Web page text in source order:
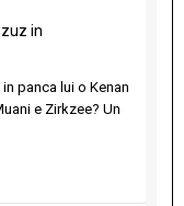
in
panca lui o Kenan
e Zirkzee? Un